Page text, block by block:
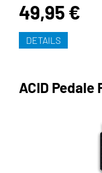
49,95 €
DETAILS
ACID Pedale